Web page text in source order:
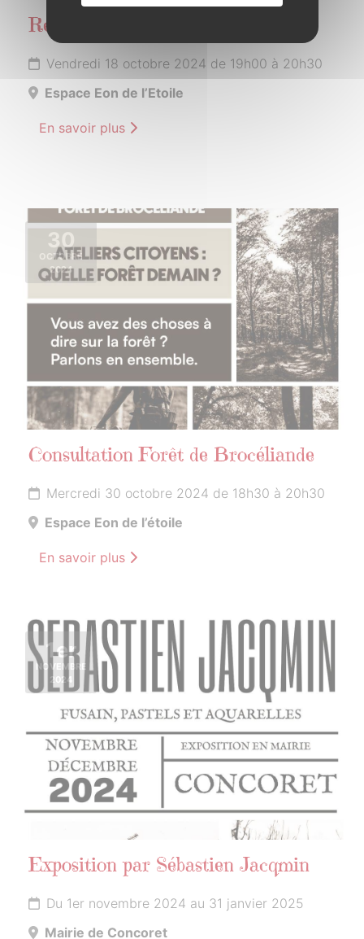
Réunion publique
Vendredi 18 octobre 2024 de 19h00 à 20h30
Espace Eon de l’Etoile
En savoir plus
30
OCTOBRE
2024
Consultation Forêt de Brocéliande
Mercredi 30 octobre 2024 de 18h30 à 20h30
Espace Eon de l’étoile
En savoir plus
1er
NOVEMBRE
2024
Exposition par Sébastien Jacqmin
Du 1er novembre 2024 au 31 janvier 2025
Mairie de Concoret